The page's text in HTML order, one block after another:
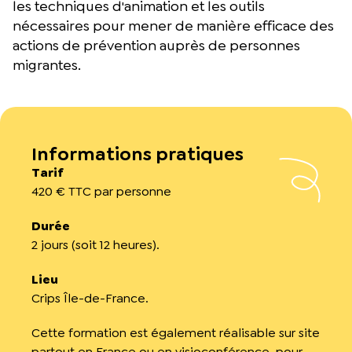
les techniques d'animation et les outils
nécessaires pour mener de manière efficace des
actions de prévention auprès de personnes
migrantes.
Informations pratiques
Tarif
420 € TTC par personne
Durée
2 jours (soit 12 heures).
Lieu
Crips Île-de-France.
Cette formation est également réalisable sur site